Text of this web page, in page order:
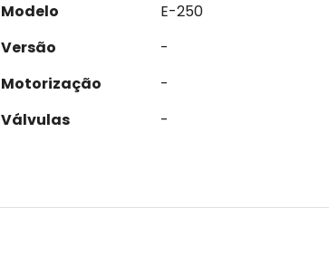
Modelo
E-250
Versão
-
Motorização
-
Válvulas
-